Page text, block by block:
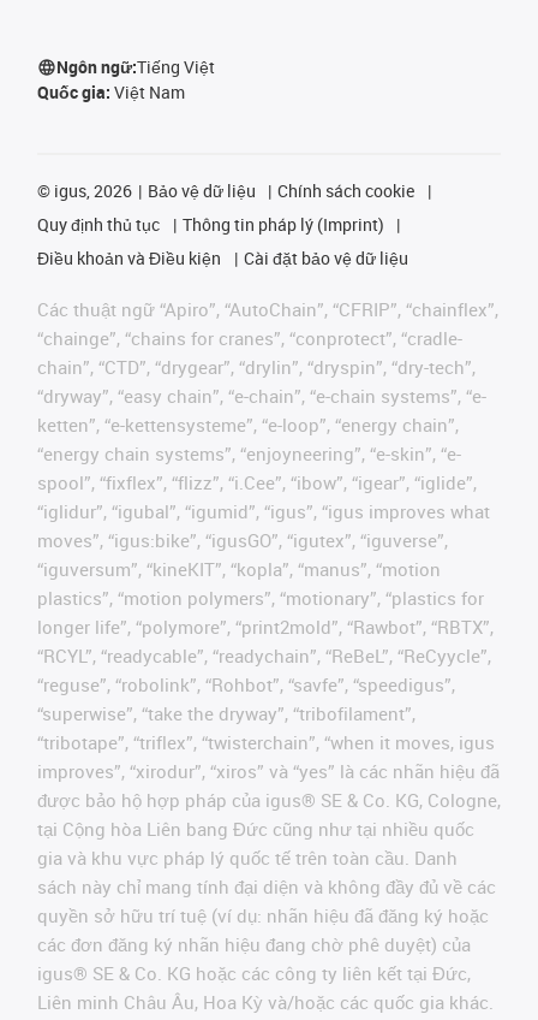
Ngôn ngữ:Tiếng Việt
Quốc gia: Việt Nam
© igus, 2026 Bảo vệ dữ liệu
Chính sách cookie
Quy định thủ tục
Thông tin pháp lý (Imprint)
Điều khoản và Điều kiện
Cài đặt bảo vệ dữ liệu
Các thuật ngữ “Apiro”, “AutoChain”, “CFRIP”, “chainflex”,
“chainge”, “chains for cranes”, “conprotect”, “cradle-
chain”, “CTD”, “drygear”, “drylin”, “dryspin”, “dry-tech”,
“dryway”, “easy chain”, “e-chain”, “e-chain systems”, “e-
ketten”, “e-kettensysteme”, “e-loop”, “energy chain”,
“energy chain systems”, “enjoyneering”, “e-skin”, “e-
spool”, “fixflex”, “flizz”, “i.Cee”, “ibow”, “igear”, “iglide”,
“iglidur”, “igubal”, “igumid”, “igus”, “igus improves what
moves”, “igus:bike”, “igusGO”, “igutex”, “iguverse”,
“iguversum”, “kineKIT”, “kopla”, “manus”, “motion
plastics”, “motion polymers”, “motionary”, “plastics for
longer life”, “polymore”, “print2mold”, “Rawbot”, “RBTX”,
“RCYL”, “readycable”, “readychain”, “ReBeL”, “ReCyycle”,
“reguse”, “robolink”, “Rohbot”, “savfe”, “speedigus”,
“superwise”, “take the dryway”, “tribofilament”,
“tribotape”, “triflex”, “twisterchain”, “when it moves, igus
improves”, “xirodur”, “xiros” và “yes” là các nhãn hiệu đã
được bảo hộ hợp pháp của igus® SE & Co. KG, Cologne,
tại Cộng hòa Liên bang Đức cũng như tại nhiều quốc
gia và khu vực pháp lý quốc tế trên toàn cầu. Danh
sách này chỉ mang tính đại diện và không đầy đủ về các
quyền sở hữu trí tuệ (ví dụ: nhãn hiệu đã đăng ký hoặc
các đơn đăng ký nhãn hiệu đang chờ phê duyệt) của
igus® SE & Co. KG hoặc các công ty liên kết tại Đức,
Liên minh Châu Âu, Hoa Kỳ và/hoặc các quốc gia khác.